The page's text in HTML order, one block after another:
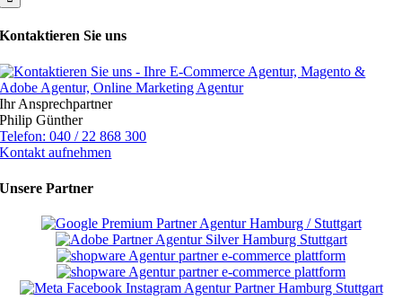
Kontaktieren Sie uns
Ihr Ansprechpartner
Philip Günther
Telefon: 040 / 22 868 300
Kontakt aufnehmen
Unsere Partner